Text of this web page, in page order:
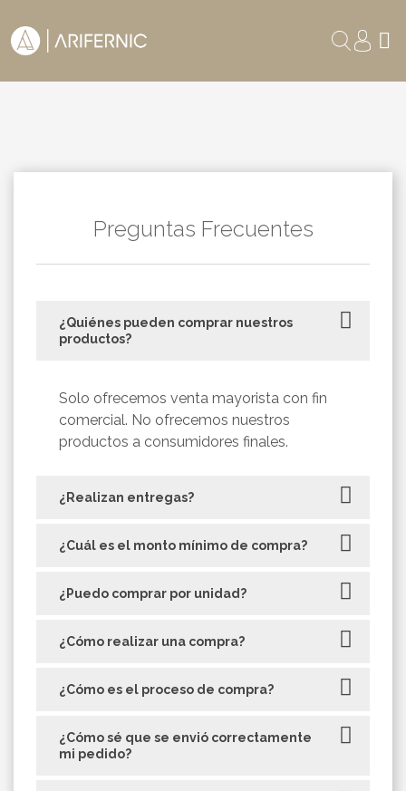
Preguntas Frecuentes
¿Quiénes pueden comprar nuestros
productos?
Solo ofrecemos venta mayorista con fin
comercial. No ofrecemos nuestros
productos a consumidores finales.
¿Realizan entregas?
¿Cuál es el monto mínimo de compra?
¿Puedo comprar por unidad?
¿Cómo realizar una compra?
¿Cómo es el proceso de compra?
¿Cómo sé que se envió correctamente
mi pedido?